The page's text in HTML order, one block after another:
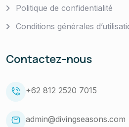
Politique de confidentialité
Conditions générales
Contactez-nous
+62 812 2520 7015
admin@divingseasons.com